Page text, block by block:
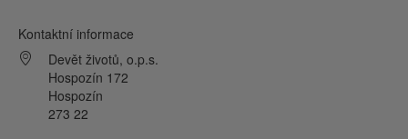
Kontaktní informace
Devět životů, o.p.s.
Hospozín 172
Hospozín
273 22